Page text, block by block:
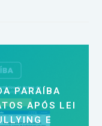
PARAÍBA
APÓS LEI
E